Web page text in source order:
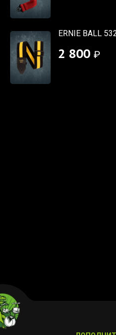
ERNIE BALL
2 800 ₽